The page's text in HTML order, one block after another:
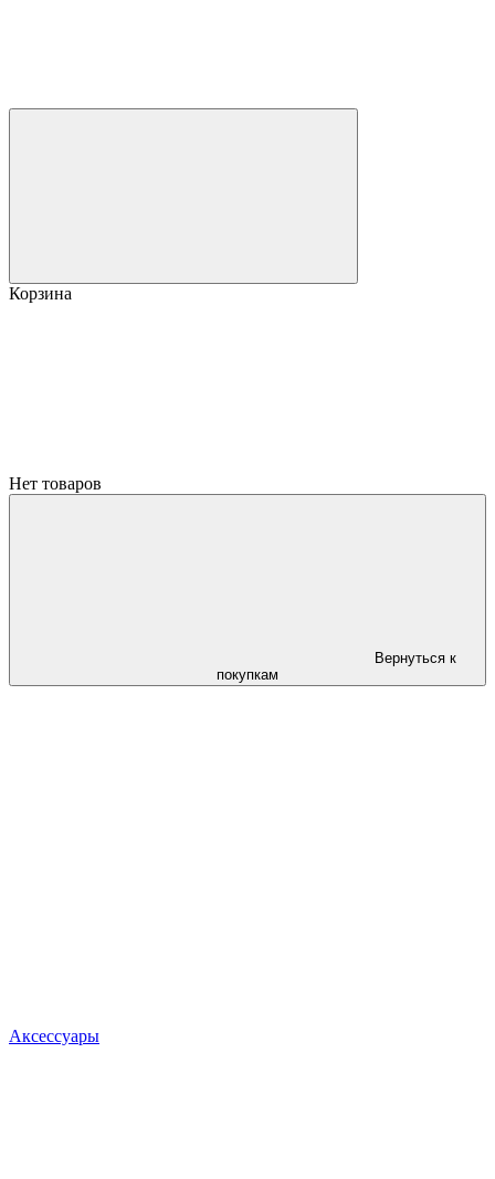
Корзина
Нет товаров
Вернуться к
покупкам
Аксессуары